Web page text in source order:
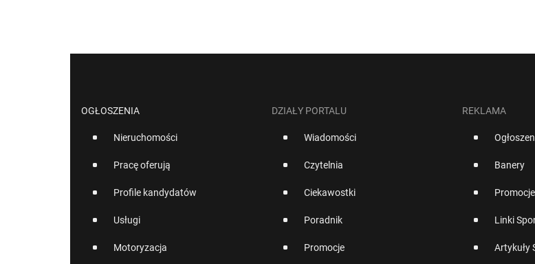
OGŁOSZENIA
Nieruchomości
Pracę oferują
Profile kandydatów
Usługi
Motoryzacja
DZIAŁY PORTALU
Wiadomości
Czytelnia
Ciekawostki
Poradnik
Promocje
REKLAMA
Banery
Promocje
Linki
Artykuły